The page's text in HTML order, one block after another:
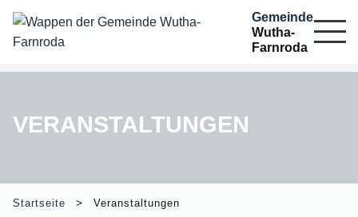
Gemeinde
Wutha-
Farnroda
VERANSTALTUNGEN
Startseite Veranstaltungen